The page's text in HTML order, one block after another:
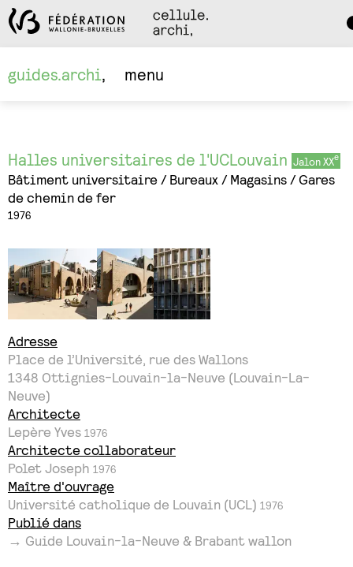
guides.archi
menu
Halles universitaires de l'UCLouvain Jalon XX
Bâtiment universitaire Bureaux Magasins
Gares
de chemin de fer
1976
Adresse
Place de l’Université, rue des Wallons
1348 Ottignies-Louvain-la-Neuve (Louvain-La-
Neuve)
Architecte
Lepère Yves 1976
Architecte collaborateur
Polet Joseph 1976
Maître d'ouvrage
Université catholique de Louvain (UCL) 1976
Publié dans
→ Guide Louvain-la-Neuve & Brabant wallon